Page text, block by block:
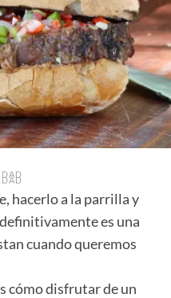
hacerlo a la parrilla y
es una
cuando queremos
cómo disfrutar de un